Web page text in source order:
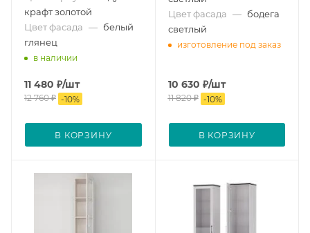
крафт золотой
Цвет фасада — белый
глянец
в наличии
11 480 ₽/шт
12 760₽ -10%
В КОРЗИНУ
Цвет фасада — бодега
светлый
изготовление под заказ
10 630 ₽/шт
11 820₽ -10%
В КОРЗИНУ